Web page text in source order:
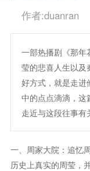
作者:duanran
一部热播剧《那年
莹的悲喜人生以及
好方式，就是走进
中的点点滴滴，
走近与这段往事有
一、周家大院：追忆
历史上真实的周莹，